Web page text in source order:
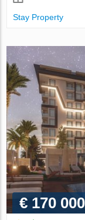
Stay Property
€ 170 000